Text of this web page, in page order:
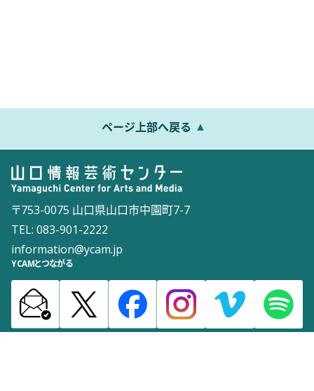
ページ上部へ戻る
〒753-0075 山口県山口市中園町7-7
TEL: 083-901-2222
information@ycam.jp
YCAMとつながる